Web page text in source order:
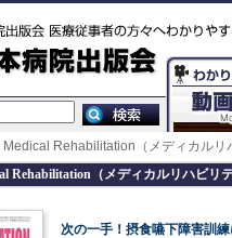
Medical Rehabilitation（メディカルリ
Rehabilitation（メディカルリハビリ
次の一手！摂食嚥下障害訓